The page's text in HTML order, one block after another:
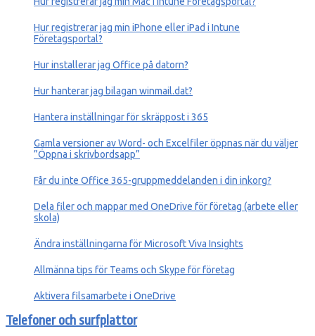
Hur registrerar jag min iPhone eller iPad ‎i Intune
Företagsportal?
Hur installerar jag Office på datorn?
Hur hanterar jag bilagan winmail.dat?
Hantera inställningar för skräppost i 365
Gamla versioner av Word- och Excelfiler öppnas när du väljer
”Öppna i skrivbordsapp”
Får du inte Office 365-gruppmeddelanden i din inkorg?
Dela filer och mappar med OneDrive för företag (arbete eller
skola)
Ändra inställningarna för Microsoft Viva Insights
Allmänna tips för Teams och Skype för företag
Aktivera filsamarbete i OneDrive
Telefoner och surfplattor